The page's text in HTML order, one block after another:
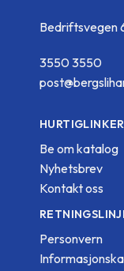
Bedriftsvegen
3550 3550
HURTIGLINKER
Be om katalog
Nyhetsbrev
Kontakt oss
Personvern